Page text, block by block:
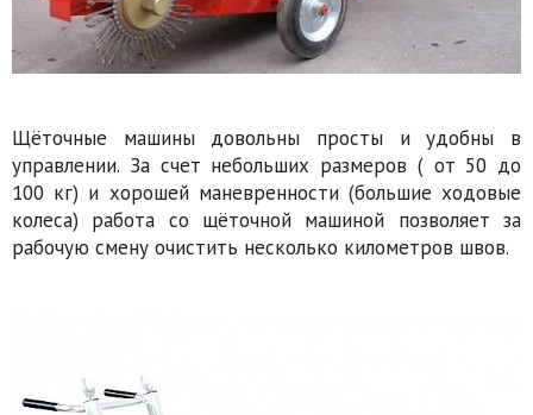
Щёточные машины довольны просты и удобны в
управлении. За счет небольших размеров ( от 50 до
100 кг) и хорошей маневренности (большие ходовые
колеса) работа со щёточной машиной позволяет за
рабочую смену очистить несколько километров швов.